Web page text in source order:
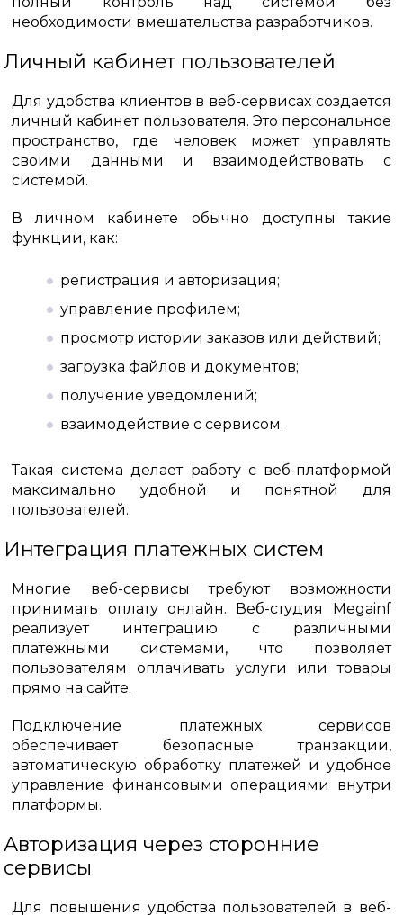
необходимости вмешательства разработчиков.
Личный кабинет пользователей
Для удобства клиентов в веб-сервисах создается
личный кабинет пользователя. Это персональное
пространство, где человек может управлять
своими данными и взаимодействовать с
системой.
В личном кабинете обычно доступны такие
функции, как:
регистрация и авторизация;
управление профилем;
просмотр истории заказов или действий;
загрузка файлов и документов;
получение уведомлений;
взаимодействие с сервисом.
Такая система делает работу с веб-платформой
максимально удобной и понятной для
пользователей.
Интеграция платежных систем
Многие веб-сервисы требуют возможности
принимать оплату онлайн. Веб-студия Megainf
реализует интеграцию с различными
платежными системами, что позволяет
пользователям оплачивать услуги или товары
прямо на сайте.
Подключение платежных сервисов
обеспечивает безопасные транзакции,
автоматическую обработку платежей и удобное
управление финансовыми операциями внутри
платформы.
Авторизация через сторонние
сервисы
Для повышения удобства пользователей в веб-